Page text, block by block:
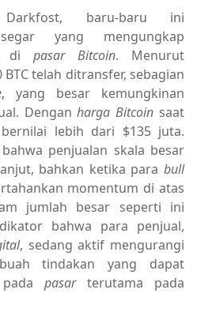
baru-baru ini
yang mengungkap
di pasar Bitcoin. Menurut
telah ditransfer, sebagian
, yang besar kemungkinan
Denganharga Bitcoin saat
lebih dari $135 juta.
penjualan skala besar
bahkan ketika parabull
momentum di atas
jumlah besar seperti ini
bahwa para penjual,
, sedang aktif mengurangi
tindakan yang dapat
pasarterutama pada